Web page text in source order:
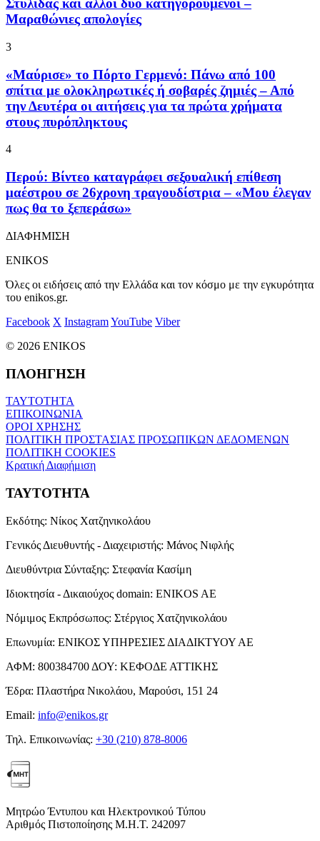
Στυλίδας και άλλοι δύο κατηγορούμενοι –
Μαραθώνιες απολογίες
3
«Μαύρισε» το Πόρτο Γερμενό: Πάνω από 100
σπίτια με ολοκληρωτικές ή σοβαρές ζημιές – Από
την Δευτέρα οι αιτήσεις για τα πρώτα χρήματα
στους πυρόπληκτους
4
Περού: Βίντεο καταγράφει σεξουαλική επίθεση
μαέστρου σε 26χρονη τραγουδίστρια – «Μου έλεγαν
πως θα το ξεπεράσω»
ΔΙΑΦΗΜΙΣΗ
ENIKOS
Όλες οι ειδήσεις από την Ελλάδα και τον κόσμο με την εγκυρότητα
του enikos.gr.
Facebook X InstagramYouTube Viber
© 2026 ENIKOS
ΠΛΟΗΓΗΣΗ
ΤΑΥΤΟΤΗΤΑ
ΕΠΙΚΟΙΝΩΝΙΑ
ΟΡΟΙ ΧΡΗΣΗΣ
ΠΟΛΙΤΙΚΗ ΠΡΟΣΤΑΣΙΑΣ ΠΡΟΣΩΠΙΚΩΝ ΔΕΔΟΜΕΝΩΝ
ΠΟΛΙΤΙΚΗ COOKIES
Κρατική Διαφήμιση
ΤΑΥΤΟΤΗΤΑ
Εκδότης: Νίκος Χατζηνικολάου
Γενικός Διευθυντής - Διαχειριστής: Μάνος Νιφλής
Διευθύντρια Σύνταξης: Στεφανία Κασίμη
Ιδιοκτησία - Δικαιούχος domain: ENIKOS AE
Νόμιμος Εκπρόσωπος: Στέργιος Χατζηνικολάου
Επωνυμία: ΕΝΙΚΟΣ ΥΠΗΡΕΣΙΕΣ ΔΙΑΔΙΚΤΥΟΥ ΑΕ
ΑΦΜ: 800384700 ΔΟΥ: ΚΕΦΟΔΕ ΑΤΤΙΚΗΣ
Έδρα: Πλαστήρα Νικολάου, Μαρούσι, 151 24
Email: info@enikos.gr
Τηλ. Επικοινωνίας: +30 (210) 878-8006
Μητρώο Έντυπου και Ηλεκτρονικού Τύπου
Αριθμός Πιστοποίησης Μ.Η.Τ. 242097